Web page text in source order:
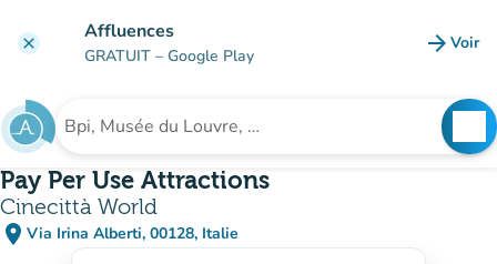
clear Affluences
GRATUIT – Google Play arrow_forward Voir
Rechercher un établissement
Pay Per Use Attractions
Cinecittà World
place Via Irina Alberti, 00128, Italie
(ouvrir dans Google Maps)
(nouvel onglet)